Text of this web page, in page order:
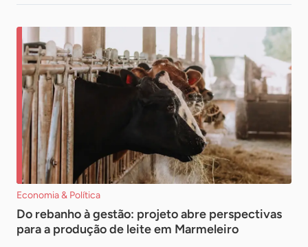
Economia & Política
Do rebanho à gestão: projeto abre perspectivas
para a produção de leite em Marmeleiro